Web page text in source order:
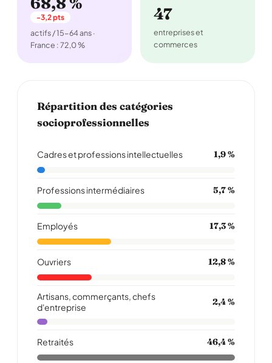
-3,2 pts
actifs / 15-64 ans ·
France : 72,0 %
47
entreprises et
commerces
Répartition des catégories
socioprofessionnelles
Cadres et professions intellectuelles 1,9 %
Professions intermédiaires 5,7 %
Employés 17,3 %
Ouvriers 12,8 %
Artisans, commerçants, chefs
d'entreprise
2,4 %
Retraités 46,4 %